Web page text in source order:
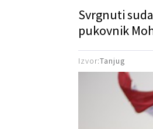
Svrgnuti
pukovnik
Izvor:Tanjug